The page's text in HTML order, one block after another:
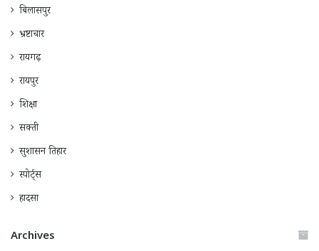
बिलासपुर
भ्रष्टाचार
रायगढ़
रायपुर
शिक्षा
सक्ती
सुशासन तिहार
स्पोर्ट्स
हादसा
Archives